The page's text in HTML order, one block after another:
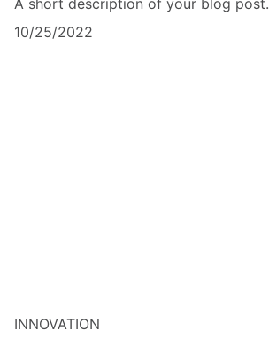
A short description of your blog post.
10/25/2022
INNOVATION